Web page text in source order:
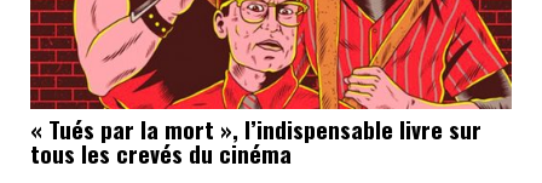
« Tués par la mort », l’indispensable livre sur
tous les crevés du cinéma